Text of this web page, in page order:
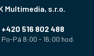
+420 516 802 488